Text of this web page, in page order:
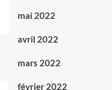
mai 2022
avril 2022
mars 2022
février 2022